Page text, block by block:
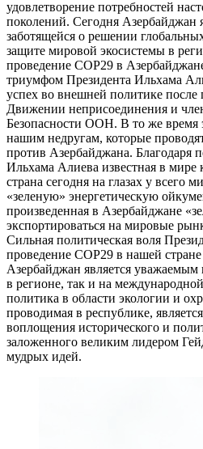
удовлетворение потребностей
поколений. Сегодня Азербайджан
заботящейся о решении
защите мировой экосистемы в
проведение COP29 в
триумфом Президента Ильхама
успех во внешней политике после
Движении неприсоединения и
Безопасности ООН. В то же время
нашим недругам, которые
против Азербайджана. Благодаря
Ильхама Алиева известная в мире
страна сегодня на глазах у всего
«зеленую» энергетическую
произведенная в Азербайджане
экспортироваться на мировые
Сильная политическая воля
проведение COP29 в нашей
Азербайджан является
в регионе, так и на
политика в области экологии и
проводимая в республике,
воплощения исторического и
заложенного великим лидером
мудрых идей.